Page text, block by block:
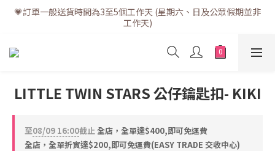
💗訂單一般送貨時間為3至5個工作天 (星期六、日及公眾假期並非
工作天)
💗訂單一般送貨時間為3至5個工作天 (星期六、日及公眾假期並非
工作天)
💗折實滿$400免運費 | 滿$200免自取點運費
💗立即下載全新會員APP享有專屬會員禮遇
💗訂單一般送貨時間為3至5個工作天 (星期六、日及公眾假期並非
工作天)
LITTLE TWIN STARS 公仔鑰匙扣- KIKI
至08/09 16:00截止全店，全單達$400,即可免運費
全店，全單折實達$200,即可免運費(EASY TRADE 交收中心)